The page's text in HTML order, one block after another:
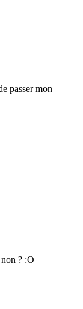
passer mon
? :O